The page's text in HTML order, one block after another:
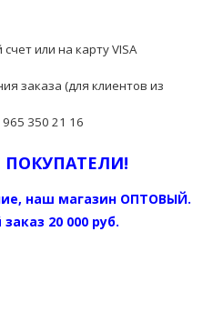
или на карту VISA
заказа (для клиентов из
350 21 16
наш магазин ОПТОВЫЙ.
20 000 руб.